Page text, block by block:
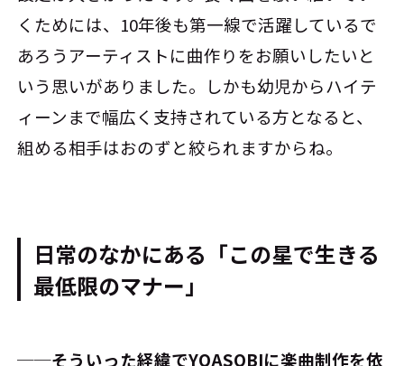
くためには、10年後も第一線で活躍しているで
あろうアーティストに曲作りをお願いしたいと
いう思いがありました。しかも幼児からハイテ
ィーンまで幅広く支持されている方となると、
組める相手はおのずと絞られますからね。
日常のなかにある「この星で生きる
最低限のマナー」
──そういった経緯でYOASOBIに楽曲制作を依